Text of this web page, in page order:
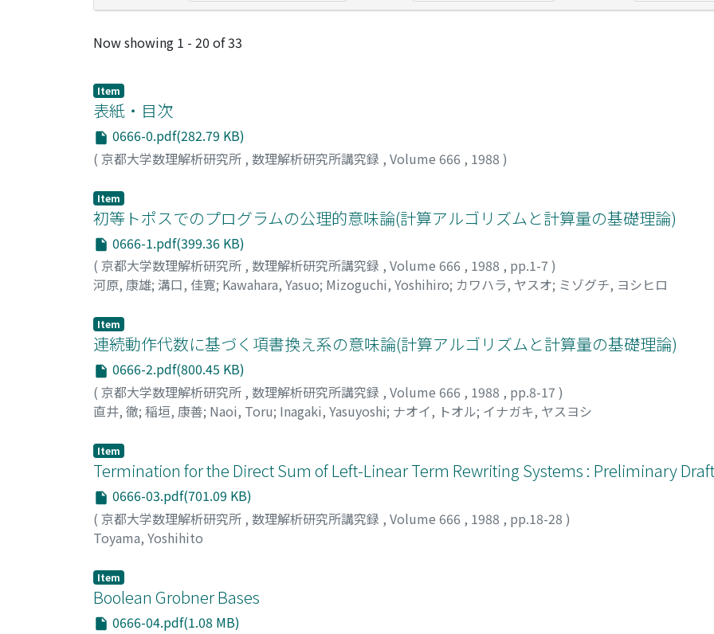
Recent Submissions
Now showing 1 - 20 of 33
Item
表紙・目次
0666-0.pdf(282.79 KB)
( 京都大学数理解析研究所 , 数理解析研究所講究録 , Volume 666 , 1988 )
Item
初等トポスでのプログラムの公理的意味論(計算アルゴリズムと計算量の基礎理論)
0666-1.pdf(399.36 KB)
( 京都大学数理解析研究所 , 数理解析研究所講究録 , Volume 666 , 1988 , pp.1-7 )
河原, 康雄; 溝口, 佳寛; Kawahara, Yasuo; Mizoguchi, Yoshihiro; カワハラ, ヤスオ; ミゾグチ, ヨシヒロ
Item
連続動作代数に基づく項書換え系の意味論(計算アルゴリズムと計算量の基礎理論)
0666-2.pdf(800.45 KB)
( 京都大学数理解析研究所 , 数理解析研究所講究録 , Volume 666 , 1988 , pp.8-17 )
直井, 徹; 稲垣, 康善; Naoi, Toru; Inagaki, Yasuyoshi; ナオイ, トオル; イナガキ, ヤスヨシ
Item
Termination for the Direct Sum of Left-Linear Term Rewriting Systems : Preliminary Draft
0666-03.pdf(701.09 KB)
( 京都大学数理解析研究所 , 数理解析研究所講究録 , Volume 666 , 1988 , pp.18-28 )
Toyama, Yoshihito
Item
Boolean Grobner Bases
0666-04.pdf(1.08 MB)